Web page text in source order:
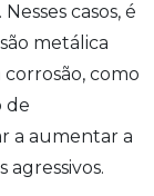
casos, é
metálica
como
de
a aumentar a